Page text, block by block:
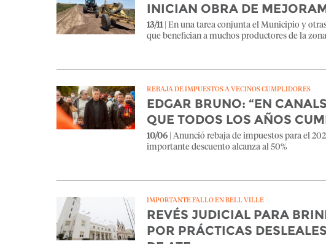
INICIAN OBRA DE
13/11
| En una tarea conjunta el Municipio y
que benefician a muchos productores de la
REBAJA DE IMPUESTOS A VECINOS CUMPLIDORES
EDGAR BRUNO: “EN
QUE TODOS LOS AÑOS
10/06 | Anunció rebaja de impuestos para el
importante descuento alcanza al 50%
IMPORTANTE FALLO EN BELL VILLE
REVÉS JUDICIAL PARA
POR PRÁCTICAS